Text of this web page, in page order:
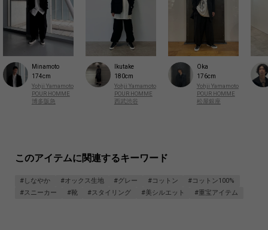
Minamoto
174cm
Yohji Yamamoto
POUR HOMME
博多阪急
Ikutake
180cm
Yohji Yamamoto
POUR HOMME
西武渋谷
Oka
176cm
Yohji Yamamoto
POUR HOMME
松屋銀座
このアイテムに関連するキーワード
#しなやか #オックス生地 #グレー #コットン
#コットン100%
#スニーカー
#靴 #スタイリング #美シルエット #重宝アイテム